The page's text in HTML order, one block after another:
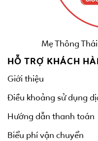
Mẹ Thông
HỖ TRỢ KHÁCH
Giới thiệu
Điều khoảng sử dụng
Hướng dẫn thanh toán
Biểu phí vận chuyển